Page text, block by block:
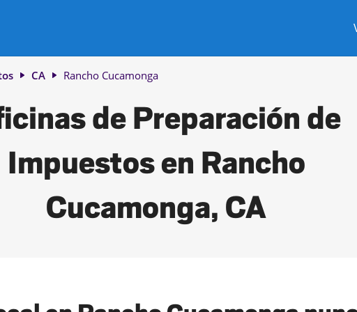
CA Rancho Cucamonga
de Preparación de
Impuestos en Rancho
Cucamonga, CA